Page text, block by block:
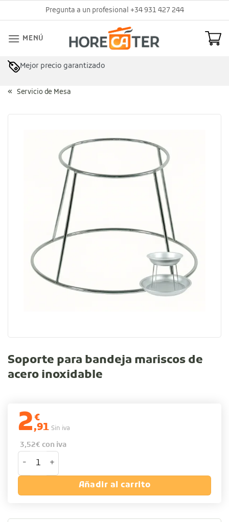
al
Pregunta a un profesional +34 931 427 244
MENÚ
Mejor precio garantizado
Servicio de Mesa
Soporte para bandeja mariscos de
acero inoxidable
2€
,91 Sin iva
3,52€ con iva
Soporte para bandeja mariscos de acero inoxidable
Añadir al carrito